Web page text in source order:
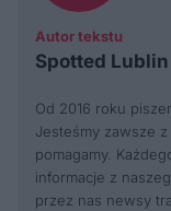
Autor tekstu
Spotted Lublin
Od 2016 roku
Jesteśmy zawsze
pomagamy.
informacje z
przez nas newsy